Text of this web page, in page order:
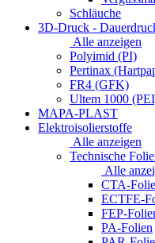
Schläuche
3D-Druck -
Alle anzeigen
Polyimid (PI)
Pertinax
FR4 (GFK)
Ultem 1000
MAPA-PLAST
Elektroisolierstoffe
Alle anzeigen
Technische
Alle
CTA-
ECTFE-
FEP-
PA-Folien